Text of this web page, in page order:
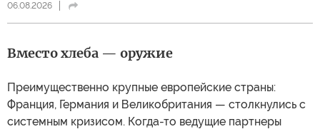
06.08.2026
Вместо хлеба — оружие
Преимущественно крупные европейские страны:
Франция, Германия и Великобритания — столкнулись с
системным кризисом. Когда-то ведущие партнеры